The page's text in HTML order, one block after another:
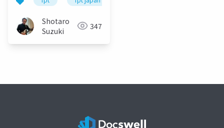
での AI アプリケーショ
ン推進 -Shotaro
Suzuki
347